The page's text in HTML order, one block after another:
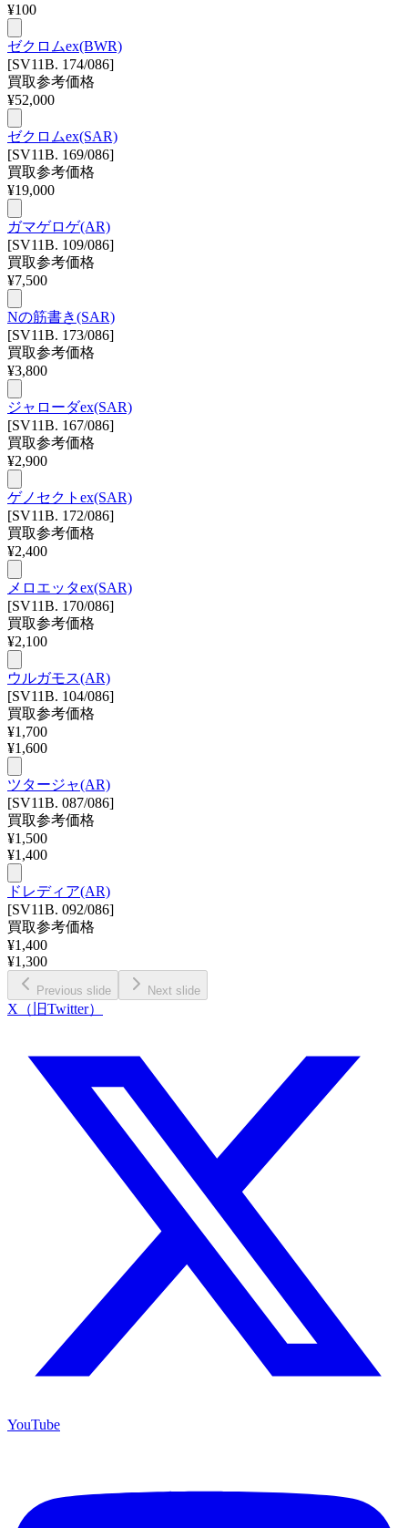
¥100
ゼクロムex(BWR)
[SV11B. 174/086]
買取参考価格
¥52,000
ゼクロムex(SAR)
[SV11B. 169/086]
買取参考価格
¥19,000
ガマゲロゲ(AR)
[SV11B. 109/086]
買取参考価格
¥7,500
Nの筋書き(SAR)
[SV11B. 173/086]
買取参考価格
¥3,800
ジャローダex(SAR)
[SV11B. 167/086]
買取参考価格
¥2,900
ゲノセクトex(SAR)
[SV11B. 172/086]
買取参考価格
¥2,400
メロエッタex(SAR)
[SV11B. 170/086]
買取参考価格
¥2,100
ウルガモス(AR)
[SV11B. 104/086]
買取参考価格
¥1,700
¥1,600
ツタージャ(AR)
[SV11B. 087/086]
買取参考価格
¥1,500
¥1,400
ドレディア(AR)
[SV11B. 092/086]
買取参考価格
¥1,400
¥1,300
Previous slide Next slide
X（旧Twitter）
YouTube